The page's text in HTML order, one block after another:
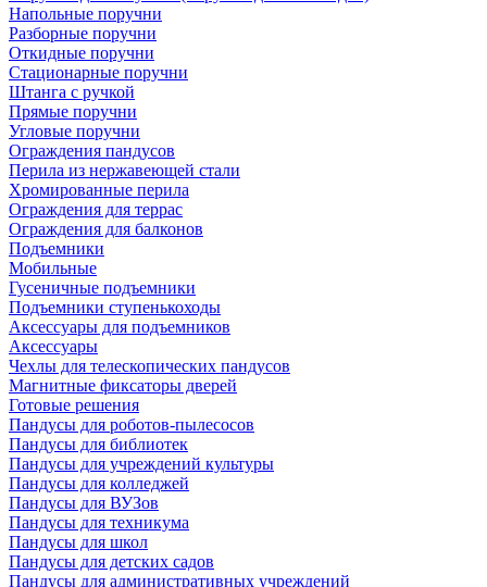
Напольные поручни
Разборные поручни
Откидные поручни
Стационарные поручни
Штанга с ручкой
Прямые поручни
Угловые поручни
Ограждения пандусов
Перила из нержавеющей стали
Хромированные перила
Ограждения для террас
Ограждения для балконов
Подъемники
Мобильные
Гусеничные подъемники
Подъемники ступенькоходы
Аксессуары для подъемников
Аксессуары
Чехлы для телескопических пандусов
Магнитные фиксаторы дверей
Готовые решения
Пандусы для роботов-пылесосов
Пандусы для библиотек
Пандусы для учреждений культуры
Пандусы для колледжей
Пандусы для ВУЗов
Пандусы для техникума
Пандусы для школ
Пандусы для детских садов
Пандусы для административных учреждений